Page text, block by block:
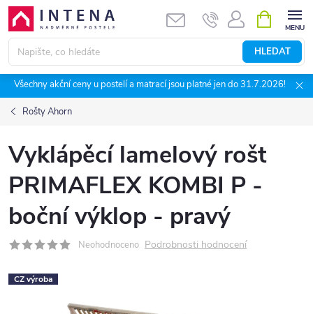
Přejít
obsah
HLEDAT
NÁKUPNÍ
KOŠÍK
Všechny akční ceny u postelí a matrací jsou platné jen do 31.7.2026!
Rošty Ahorn
Vyklápěcí lamelový rošt
PRIMAFLEX KOMBI P -
boční výklop - pravý
Neohodnoceno Podrobnosti hodnocení
CZ výroba